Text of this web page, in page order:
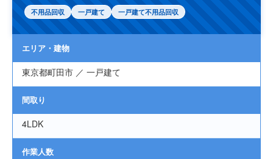
SDGsの取り組みについて
料金案内
お問い合わせ
不用品回収 一戸建て 一戸建て不用品回収
エリア・建物
東京都町田市 ／ 一戸建て
間取り
4LDK
作業人数